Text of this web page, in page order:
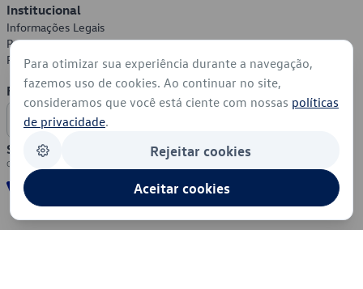
Institucional
Informações Legais
Política de Privacidade
Política de Cookies
Formas de Pagamento
Segurança
Para otimizar sua experiência durante a navegação,
fazemos uso de cookies. Ao continuar no site,
consideramos que você está ciente com nossas políticas
de privacidade.
Rejeitar cookies
Aceitar cookies